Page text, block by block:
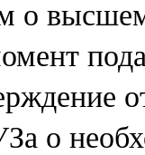
высшем
о